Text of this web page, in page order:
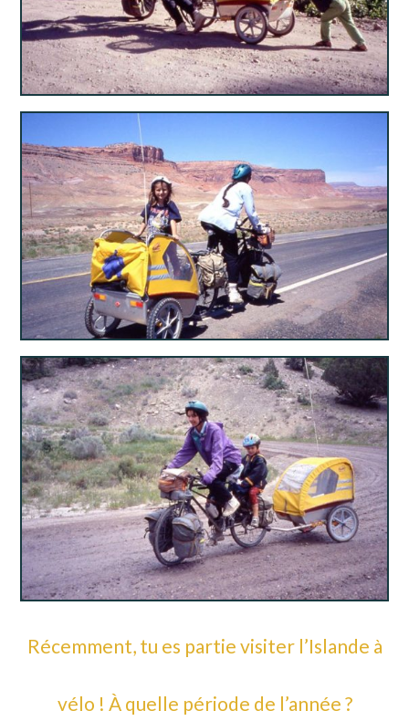
Récemment, tu es partie visiter l’Islande à
vélo ! À quelle période de l’année ?